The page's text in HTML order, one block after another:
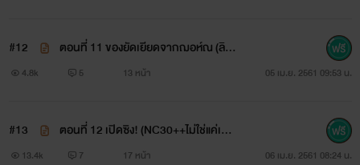
มันให้เธออย่างเต็มใจ แต่ก็ต้องแลกมาด้วยอิสระเสรีทั้งหมดของ
ชีวิต คุ้มหรือ? ม่อนฝ้ายเฝ้าแต่คิดทบทวน ซ้ำแล้วซ้ำเล่า
#12
ตอนที่ 11 ของยัดเยียดจากฌอห์ณ (ลิน
ดา X โจนาธาน) โหดนิดๆ จิตหน่อยๆ ถ่อ
4.8k 5 13 หน้า 05 เม.ย. 2561 09:53 น.
#13
ตอนที่ 12 เปิดซิง! (NC30++ไม่ใช่แค่เจ้า
นาย แต่เป็นผัวเธอด้วย ลินดา X โจนาธา
13.4k 7 17 หน้า 06 เม.ย. 2561 08:24 น.